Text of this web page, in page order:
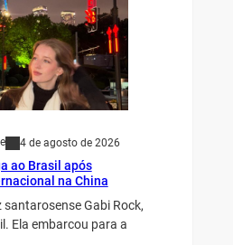
4 de agosto de 2026
ao Brasil após
na China
santarosense Gabi Rock,
Ela embarcou para a